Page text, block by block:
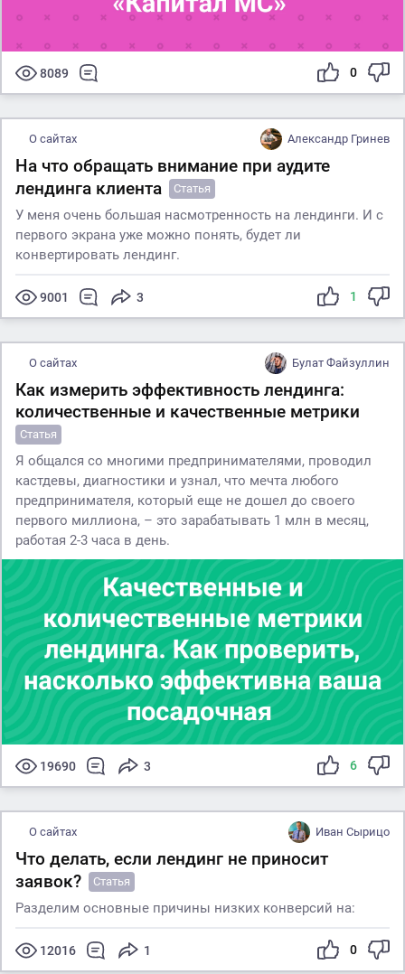
8089 0
О сайтах Александр Гринев
На что обращать внимание при аудите
лендинга клиента
Статья
У меня очень большая насмотренность на лендинги. И с
первого экрана уже можно понять, будет ли
конвертировать лендинг.
9001 3 1
О сайтах Булат Файзуллин
Как измерить эффективность лендинга:
количественные и качественные метрики
Статья
Я общался со многими предпринимателями, проводил
кастдевы, диагностики и узнал, что мечта любого
предпринимателя, который еще не дошел до своего
первого миллиона, – это зарабатывать 1 млн в месяц,
работая 2-3 часа в день.
19690 3 6
О сайтах Иван Сырицо
Что делать, если лендинг не приносит
заявок?
Статья
Разделим основные причины низких конверсий на:
12016 1 0